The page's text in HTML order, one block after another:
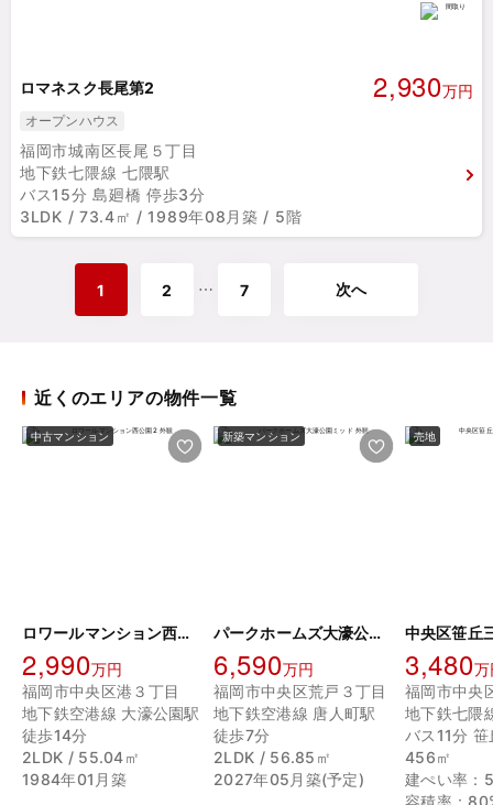
ロマネスク長尾第2 2,930万円
オープンハウス
福岡市城南区長尾５丁目
地下鉄七隈線 七隈駅
バス15分 島廻橋 停歩3分
3LDK / 73.4㎡ / 1989年08月築 / 5階
1 2 ⋯ 7 次へ
近くのエリアの物件一覧
中古マンション
ロワールマンション西公園2
2,990万円
福岡市中央区港３丁目
地下鉄空港線 大濠公園駅
徒歩14分
2LDK / 55.04㎡
1984年01月築
新築マンション
パークホームズ大濠公園ミッド
6,590万円
福岡市中央区荒戸３丁目
地下鉄空港線 唐人町駅
徒歩7分
2LDK / 56.85㎡
2027年05月築(予定)
売地
中央区笹丘
3,480万
福岡市中央
地下鉄七隈
バス11分
456㎡
建ぺい率：
容積率：